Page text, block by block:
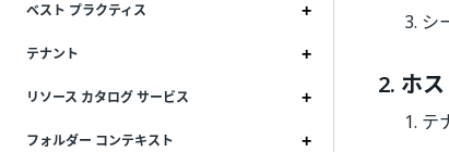
ベスト プラクティス
テナント
リソース カタログ サービス
フォルダー コンテキスト
シ
2. ホ
テ